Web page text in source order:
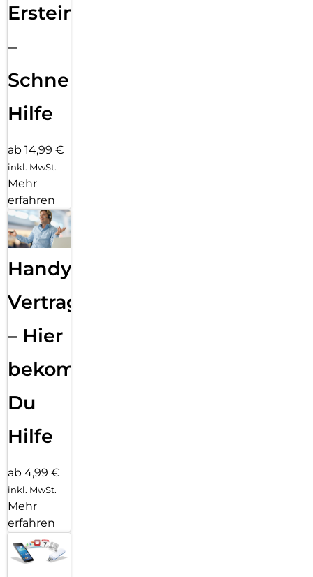
Ersteinrichtung
–
Schnelle
Hilfe
ab 14,99 €
inkl. MwSt.
Mehr
erfahren
Handy
Vertragsabwicklung
– Hier
bekommst
Du
Hilfe
ab 4,99 €
inkl. MwSt.
Mehr
erfahren